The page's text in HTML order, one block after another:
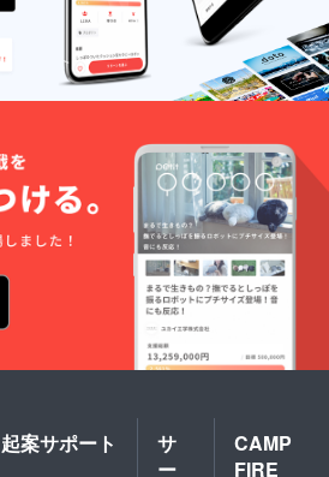
起案サポート
サ
ー
CAMP
FIRE